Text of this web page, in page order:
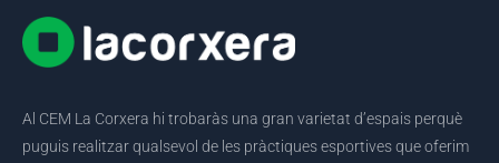
Al CEM La Corxera hi trobaràs una gran varietat d’espais perquè
puguis realitzar qualsevol de les pràctiques esportives que oferim